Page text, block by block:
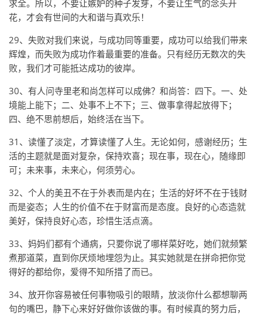
求全。所以，不要让嫉妒的种子发芽，不要让生气的念头开
花，才会有世间的大和谐与真欢乐！
29、失败对我们来说，与成功同等重要，成功可以给我们带来
辉煌，而失败为成功作着最重要的准备。只有经历无数次的失
败，我们才可能抵达成功的彼岸。
30、有人问寺里老和尚怎样可以成佛？和尚答：四下。一、处
境能上能下；二、处事不上不下；三、做事拿得起放得下；
四、绝不思前想后，始终活在当下。
31、读懂了淡定，才算读懂了人生。无论如何，感谢经历；生
活的主题就是面对复杂，保持欢喜；现在事，现在心，随缘即
可；未来事，未来心，何须劳心。
32、个人的美丑不在于外表而是内在；生活的好坏不在于钱财
而是姿态；人生的价值不在于财富而是态度。良好的心态造就
美好，保持良好心态，珍惜生活点滴。
33、妈妈们都有个通病，只要你说了哪样菜好吃，她们就频繁
煮那道菜，直到你厌烦地埋怨为止。其实她就是在拼命把你觉
得好的都给你，爱得不知所措了而已。
34、放开你容易被任何事物吸引的眼睛，放淡你什么都想聊两
句的嘴巴，静下心来好好做你该做的事。有时候真的努力后，